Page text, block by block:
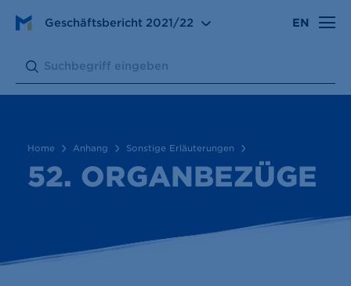
Geschäftsbericht 2021/22
Search:
Submit
EN
Anhang
Sonstige Erläuterungen
52. Organbezüge
Home Anhang Sonstige Erläuterungen
52. ORGANBEZÜGE